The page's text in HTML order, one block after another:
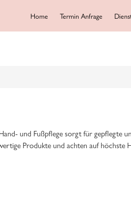
Home Termin Anfrage
und Fußpflege sorgt für gepflegte
Produkte und achten auf höchste